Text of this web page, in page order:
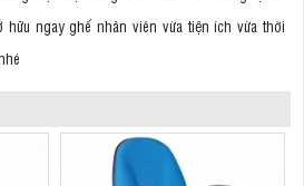
ngay ghế nhân viên vừa tiện ích vừa thời